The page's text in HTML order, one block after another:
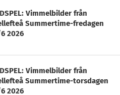
Vimmelbilder från
Summertime-fredagen
2026
Vimmelbilder från
Summertime-torsdagen
2026